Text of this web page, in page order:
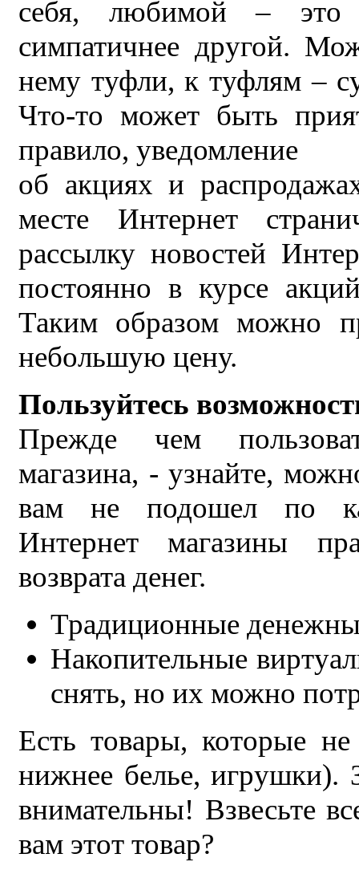
себя, любимой –
симпатичнее другой.
нему туфли, к туфлям –
Что-то может быть
правило, уведомление
об акциях и
месте Интернет
рассылку новостей
постоянно в курсе
Таким образом можно
небольшую цену.
Пользуйтесь
Прежде чем
магазина, - узнайте,
вам не подошел по
Интернет магазины
возврата денег.
Традиционные
Накопительные
снять, но их можно
Есть товары, которые не
нижнее белье, игрушки).
внимательны! Взвесьте
вам этот товар?